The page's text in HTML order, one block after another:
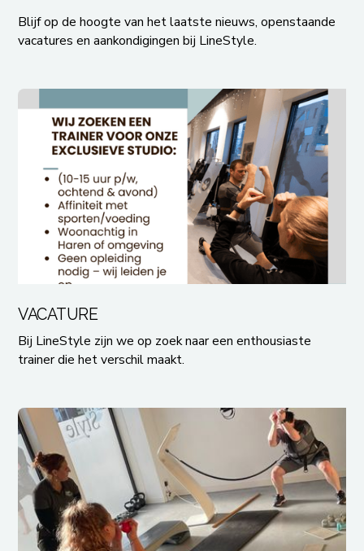
Blijf op de hoogte van het laatste nieuws, openstaande
vacatures en aankondigingen bij LineStyle.
VACATURE
Bij LineStyle zijn we op zoek naar een enthousiaste
trainer die het verschil maakt.